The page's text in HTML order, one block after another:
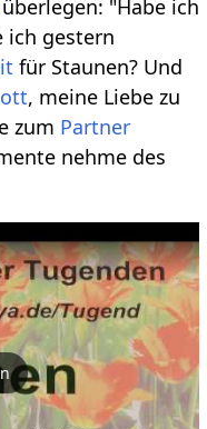
überlegen: "Habe ich
ich gestern
für Staunen? Und
, meine Liebe zu
zum Partner
nehme des